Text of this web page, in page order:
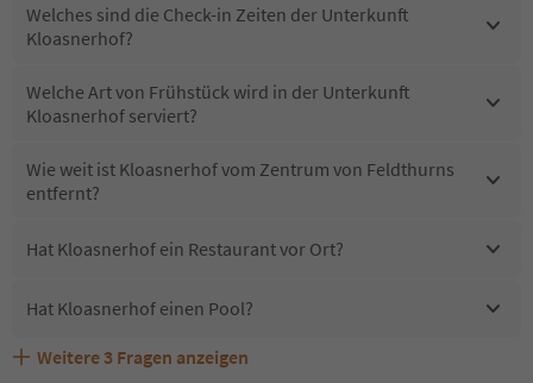
Welches sind die Check-in Zeiten der Unterkunft
Kloasnerhof?
Welche Art von Frühstück wird in der Unterkunft
Kloasnerhof serviert?
Wie weit ist Kloasnerhof vom Zentrum von Feldthurns
entfernt?
Hat Kloasnerhof ein Restaurant vor Ort?
Hat Kloasnerhof einen Pool?
Sind Haustiere in der Unterkunft Kloasnerhof erlaubt?
Welche Services bietet Kloasnerhof?
Erhalten die Gäste von Kloasnerhof einen Südtirol
Weitere 3 Fragen anzeigen